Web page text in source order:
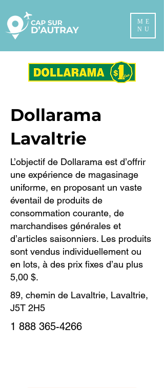
ME
NU
Dollarama
Lavaltrie
L’objectif de Dollarama est d’offrir
une expérience de magasinage
uniforme, en proposant un vaste
éventail de produits de
consommation courante, de
marchandises générales et
d’articles saisonniers. Les produits
sont vendus individuellement ou
en lots, à des prix fixes d’au plus
5,00 $.
89, chemin de Lavaltrie, Lavaltrie,
J5T 2H5
1 888 365-4266